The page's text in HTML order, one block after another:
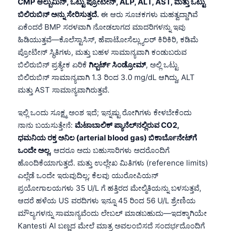
ಬಿಲಿರುಬಿನ್ ಅನ್ನು ಸೇರಿಸುತ್ತದೆ. ಈ ಆರು ಸೂಚಕಗಳು ಮಹತ್ವದ್ದಾಗಿವೆ
ಏಕೆಂದರೆ BMP ಸರಳವಾಗಿ ನೋಡಲಾಗದ ಮಾದರಿಗಳನ್ನು ಇವು
ಹಿಡಿಯುತ್ತವೆ—ಕೊಲೆಸ್ಟಾಸಿಸ್, ಹೆಪಾಟೋಸೆಲ್ಲ್ಯುಲರ್ ಕಿರಿಕಿರಿ, ಕಡಿಮೆ
ಪ್ರೋಟೀನ್ ಸ್ಥಿತಿಗಳು, ಮತ್ತು ಬಹಳ ಸಾಮಾನ್ಯವಾಗಿ ಕಂಡುಬರುವ
ಬಿಲಿರುಬಿನ್ ಪ್ರತ್ಯೇಕ ಏರಿಕೆ ಗಿಲ್ಬರ್ಟ್ ಸಿಂಡ್ರೋಮ್, ಅಲ್ಲಿ ಒಟ್ಟು
ಬಿಲಿರುಬಿನ್ ಸಾಮಾನ್ಯವಾಗಿ 1.3 ರಿಂದ 3.0 mg/dL ಆಗಿದ್ದು, ALT
ಮತ್ತು AST ಸಾಮಾನ್ಯವಾಗಿರುತ್ತವೆ.
ಇಲ್ಲಿ ಒಂದು ಸೂಕ್ಷ್ಮ ಅಂಶ ಇದೆ; ಇನ್ನಷ್ಟು ರೋಗಿಗಳು ಕೇಳಬೇಕೆಂದು
ನಾನು ಬಯಸುತ್ತೇನೆ: ಮೆಟಾಬಾಲಿಕ್ ಪ್ಯಾನೆಲ್‌ನಲ್ಲಿರುವ CO2,
ಧಮನಿಯ ರಕ್ತ ಅನಿಲ (arterial blood gas) ಬಿಕಾರ್ಬೊನೇಟ್‌ಗೆ
ಒಂದೇ ಅಲ್ಲ, ಆದರೂ ಅದು ಬಹುಸಾರಿಗಳು ಅದರೊಂದಿಗೆ
ಹೊಂದಿಕೆಯಾಗುತ್ತದೆ. ಮತ್ತು ಉಲ್ಲೇಖ ಮಿತಿಗಳು (reference limits)
ಎಲ್ಲೆಡೆ ಒಂದೇ ಇರುವುದಿಲ್ಲ; ಕೆಲವು ಯುರೋಪಿಯನ್
ಪ್ರಯೋಗಾಲಯಗಳು 35 U/L ಗೆ ಹತ್ತಿರದ ಮೇಲ್ಮಿತಿಯನ್ನು ಬಳಸುತ್ತವೆ,
ಆದರೆ ಹಳೆಯ US ವರದಿಗಳು ಇನ್ನೂ 45 ರಿಂದ 56 U/L ಶ್ರೇಣಿಯ
ಮೌಲ್ಯಗಳನ್ನು ಸಾಮಾನ್ಯವೆಂದು ಲೇಬಲ್ ಮಾಡಬಹುದು—ಇದಕ್ಕಾಗಿಯೇ
Kantesti AI ಬಣ್ಣದ ಮೇಲೆ ಮಾತ್ರ ಅವಲಂಬಿಸದೆ ಸಂದರ್ಭದೊಂದಿಗೆ